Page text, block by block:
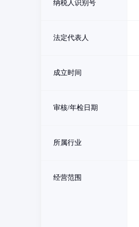
纳税人识别号
法定代表人
成立时间
审核/年检日期
所属行业
经营范围